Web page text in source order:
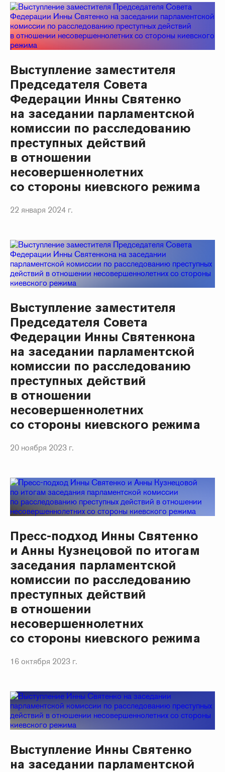
Выступление заместителя
Председателя Совета
Федерации Инны Святенко
на заседании парламентской
комиссии по расследованию
преступных действий
в отношении
несовершеннолетних
со стороны киевского режима
22 января 2024 г.
Выступление заместителя
Председателя Совета
Федерации Инны Святенкона
на заседании парламентской
комиссии по расследованию
преступных действий
в отношении
несовершеннолетних
со стороны киевского режима
20 ноября 2023 г.
Пресс-подход Инны Святенко
и Анны Кузнецовой по итогам
заседания парламентской
комиссии по расследованию
преступных действий
в отношении
несовершеннолетних
со стороны киевского режима
16 октября 2023 г.
Выступление Инны Святенко
на заседании парламентской